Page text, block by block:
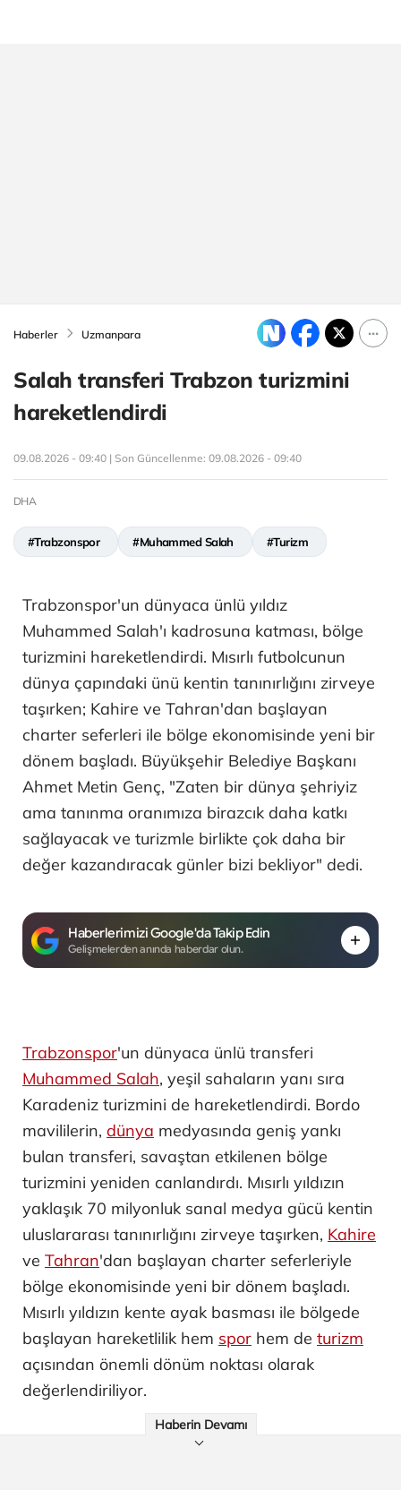
Haberler Uzmanpara
Salah transferi Trabzon turizmini
hareketlendirdi
09.08.2026 - 09:40 | Son Güncellenme: 09.08.2026 - 09:40
DHA
#Trabzonspor #Muhammed Salah #Turizm
Trabzonspor'un dünyaca ünlü yıldız
Muhammed Salah'ı kadrosuna katması, bölge
turizmini hareketlendirdi. Mısırlı futbolcunun
dünya çapındaki ünü kentin tanınırlığını zirveye
taşırken; Kahire ve Tahran'dan başlayan
charter seferleri ile bölge ekonomisinde yeni bir
dönem başladı. Büyükşehir Belediye Başkanı
Ahmet Metin Genç, "Zaten bir dünya şehriyiz
ama tanınma oranımıza birazcık daha katkı
sağlayacak ve turizmle birlikte çok daha bir
değer kazandıracak günler bizi bekliyor" dedi.
Haberlerimizi Google'da Takip Edin
Gelişmelerden anında haberdar olun.
Trabzonspor'un dünyaca ünlü transferi
Muhammed Salah, yeşil sahaların yanı sıra
Karadeniz turizmini de hareketlendirdi. Bordo
mavililerin, dünya medyasında geniş yankı
bulan transferi, savaştan etkilenen bölge
turizmini yeniden canlandırdı. Mısırlı yıldızın
yaklaşık 70 milyonluk sanal medya gücü kentin
uluslararası tanınırlığını zirveye taşırken, Kahire
ve Tahran'dan başlayan charter seferleriyle
bölge ekonomisinde yeni bir dönem başladı.
Mısırlı yıldızın kente ayak basması ile bölgede
başlayan hareketlilik hem spor hem de turizm
açısından önemli dönüm noktası olarak
değerlendiriliyor.
Haberin Devamı